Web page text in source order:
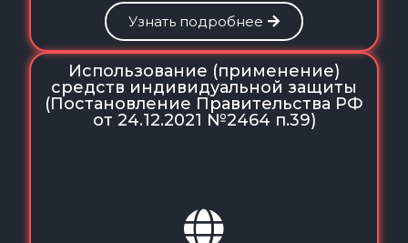
Узнать подробнее
Использование (применение)
средств индивидуальной защиты
(Постановление Правительства РФ
от 24.12.2021 №2464 п.39)